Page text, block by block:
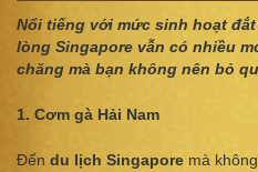
Nổi tiếng với mức sinh hoạt
lòng Singapore vẫn có nhiều
chăng mà bạn không nên bỏ
1. Cơm gà Hải Nam
Đến du lịch Singapore mà